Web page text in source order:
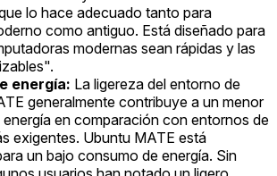
lo hace adecuado tanto para
como antiguo. Está diseñado para
modernas sean rápidas y las
energía: La ligereza del entorno de
generalmente contribuye a un menor
en comparación con entornos de
exigentes. Ubuntu MATE está
un bajo consumo de energía. Sin